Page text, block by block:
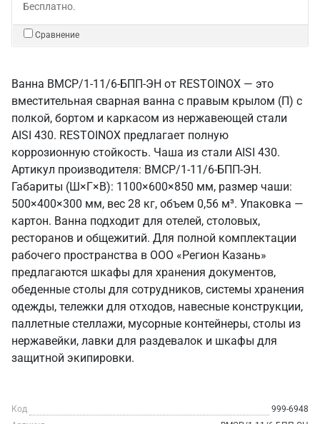
Бесплатно.
Сравнение
Ванна ВМСР/1-11/6-БПП-ЭН от RESTOINOX — это
вместительная сварная ванна с правым крылом (П) с
полкой, бортом и каркасом из нержавеющей стали
AISI 430. RESTOINOX предлагает полную
коррозионную стойкость. Чаша из стали AISI 430.
Артикул производителя: ВМСР/1-11/6-БПП-ЭН.
Габариты (Ш×Г×В): 1100×600×850 мм, размер чаши:
500×400×300 мм, вес 28 кг, объем 0,56 м³. Упаковка —
картон. Ванна подходит для отелей, столовых,
ресторанов и общежитий. Для полной комплектации
рабочего пространства в ООО «Регион Казань»
предлагаются шкафы для хранения документов,
обеденные столы для сотрудников, системы хранения
одежды, тележки для отходов, навесные конструкции,
паллетные стеллажи, мусорные контейнеры, столы из
нержавейки, лавки для раздевалок и шкафы для
защитной экипировки.
Код
999-6948